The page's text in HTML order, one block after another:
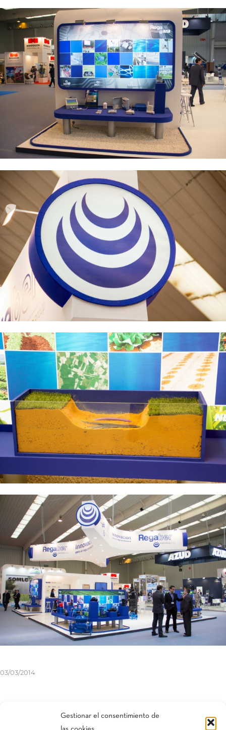
Gestionar el consentimiento de
03/03/2014